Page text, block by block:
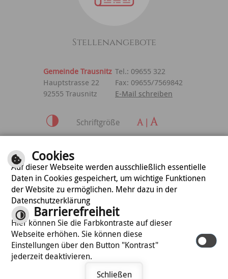
Stellenangebote
Gemeinde Trausnitz Tel.: 09655 322
Hauptstrasse 22
Fax: 09655/7569842
92555 Trausnitz
E-Mail schreiben
Schriftgröße
Datenschutzerklärung
optimiert für
mobile Endgeräte
©cm city media GmbH
Cookies
Auf dieser Webseite werden ausschließlich essentielle
Daten in Cookies gespeichert, um wichtige Funktionen
der Website zu ermöglichen. Mehr dazu in der
Datenschutzerklärung
Barrierefreiheit
Hier können Sie die Farbkontraste auf dieser
Webseite erhöhen. Sie können diese
Einstellungen über den Button "Kontrast"
jederzeit deaktivieren.
Schließen